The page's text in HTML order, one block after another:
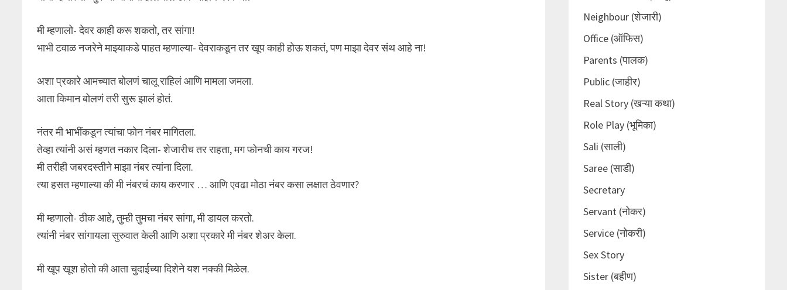
मी म्हणालो- देवर काही करू शकतो, तर सांगा!
भाभी टवाळ नजरेने माझ्याकडे पाहत म्हणाल्या- देवराकडून तर खूप काही होऊ शकतं, पण माझा देवर संथ आहे ना!
अशा प्रकारे आमच्यात बोलणं चालू राहिलं आणि मामला जमला.
आता किमान बोलणं तरी सुरू झालं होतं.
नंतर मी भाभींकडून त्यांचा फोन नंबर मागितला.
तेव्हा त्यांनी असं म्हणत नकार दिला- शेजारीच तर राहता, मग फोनची काय गरज!
मी तरीही जबरदस्तीने माझा नंबर त्यांना दिला.
त्या हसत म्हणाल्या की मी नंबरचं काय करणार … आणि एवढा मोठा नंबर कसा लक्षात ठेवणार?
मी म्हणालो- ठीक आहे, तुम्ही तुमचा नंबर सांगा, मी डायल करतो.
त्यांनी नंबर सांगायला सुरुवात केली आणि अशा प्रकारे मी नंबर शेअर केला.
मी खूप खूश होतो की आता चुदाईच्या दिशेने यश नक्की मिळेल.
Neighbour (शेजारी)
Office (ऑफिस)
Parents (पालक)
Public (जाहीर)
Real Story (खऱ्या कथा)
Role Play (भूमिका)
Sali (साली)
Saree (साडी)
Secretary
Servant (नोकर)
Service (नोकरी)
Sex Story
Sister (बहीण)